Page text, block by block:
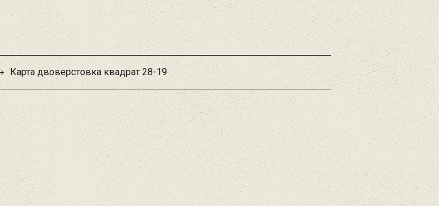
Карта двоверстовка квадрат 28-19